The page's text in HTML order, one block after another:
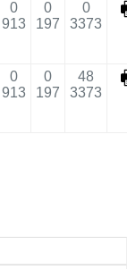
0
913
0
197
0
3373
0
913
0
197
48
3373